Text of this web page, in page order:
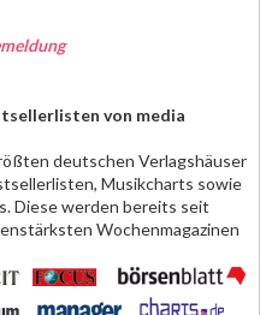
von media
deutschen Verlagshäuser
Musikcharts sowie
Diese werden bereits seit
Wochenmagazinen